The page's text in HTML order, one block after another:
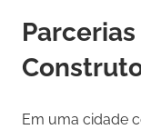
Em uma cidade